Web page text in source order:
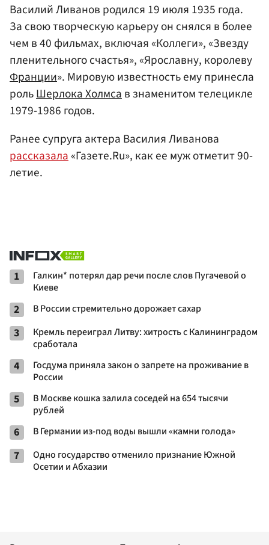
Василий Ливанов родился 19 июля 1935 года.
За свою творческую карьеру он снялся в более
чем в 40 фильмах, включая «Коллеги», «Звезду
пленительного счастья», «Ярославну, королеву
Франции». Мировую известность ему принесла
рольШерлока Холмсав знаменитом телецикле
1979-1986 годов.
Ранее супруга актера Василия Ливанова
рассказала«Газете.Ru», как ее муж отметит 90-
летие.
1
Галкин* потерял дар речи после слов Пугачевой о
Киеве
2 В России стремительно дорожает сахар
3
Кремль переиграл Литву: хитрость с Калининградом
сработала
4
Госдума приняла закон о запрете на проживание в
России
5
В Москве кошка залила соседей на 654 тысячи
рублей
6 В Германии из-под воды вышли «камни голода»
7
Одно государство отменило признание Южной
Осетии и Абхазии